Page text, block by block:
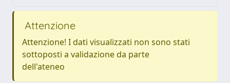
Attenzione
Attenzione! I dati visualizzati non sono stati
sottoposti a validazione da parte
dell'ateneo